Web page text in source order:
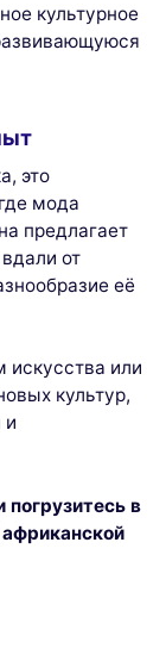
культурное
это
мода
предлагает
от
её
или
культур,
и
погрузитесь в